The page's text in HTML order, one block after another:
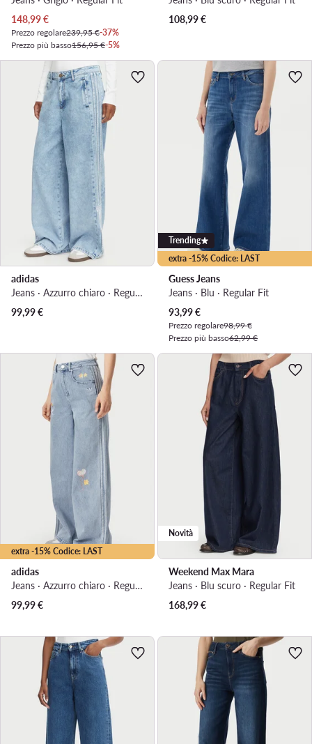
Prezzo attuale
148,99€
Prezzo regolare239,95 €-37%
Prezzo più basso156,95 €-5%
108,99€
adidas
Jeans · Azzurro chiaro · Regular Fit
99,99€
extra -15% Codice: LAST
Trending
Guess Jeans
Jeans · Blu · Regular Fit
Prezzo attuale
93,99€
Prezzo regolare98,99 €
Prezzo più basso62,99 €
extra -15% Codice: LAST
adidas
Jeans · Azzurro chiaro · Regular Fit
99,99€
Novità
Weekend Max Mara
Jeans · Blu scuro · Regular Fit
168,99€